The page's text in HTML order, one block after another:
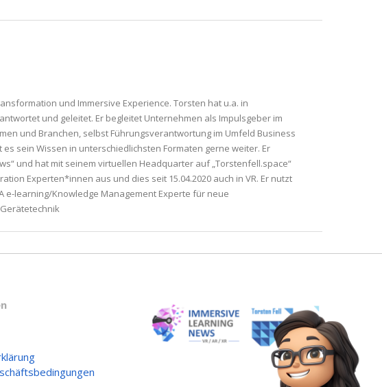
und Immersive Experience. Torsten hat u.a. in
und geleitet. Er begleitet Unternehmen als Impulsgeber im
und Branchen, selbst Führungsverantwortung im Umfeld Business
sein Wissen in unterschiedlichsten Formaten gerne weiter. Er
und hat mit seinem virtuellen Headquarter auf „Torstenfell.space“
Experten*innen aus und dies seit 15.04.2020 auch in VR. Er nutzt
e-learning/Knowledge Management Experte für neue